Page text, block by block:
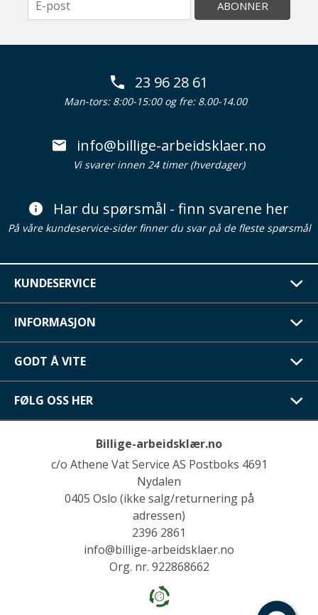
ABONNER
23 96 28 61
Man-tors: 8:00-15:00 og fre: 8.00-14.00
info@billige-arbeidsklaer.no
Vi svarer innen 24 timer (hverdager)
Har du spørsmål - finn svarene her
På våre kundeservice-sider finner du svar på de fleste spørsmål
KUNDESERVICE
INFORMASJON
GODT Å VITE
FØLG OSS HER
Billige-arbeidsklær.no
c/o Athene Vat Service AS Postboks 4691
Nydalen
0405 Oslo (ikke salg/returnering på
adressen)
2396 2861
info@billige-arbeidsklaer.no
Org. nr. 922868662